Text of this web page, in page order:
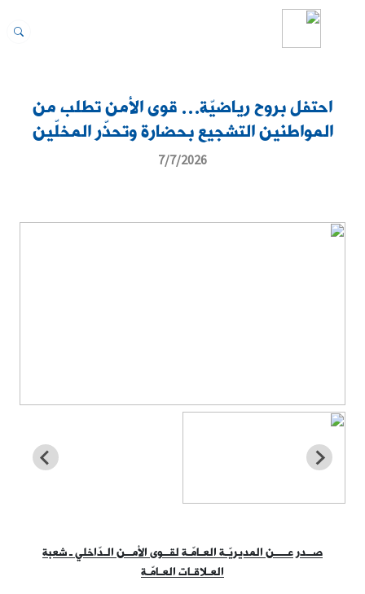
احتفل بروح رياضيّة… قوى الأمن تطلب من
المواطنين التشجيع بحضارة وتحذّر المخلّين
7/7/2026
صــدر عــــن المديريّـة العـامّـة لقــوى الأمــن الـدّاخلي ـ شعبة
العـلاقـات العـامّـة